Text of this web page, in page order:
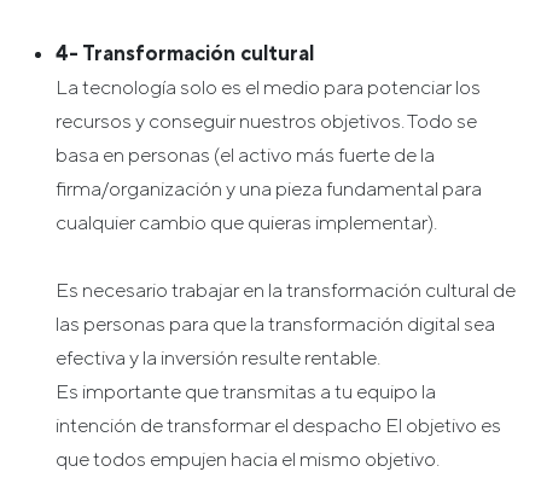
4- Transformación cultural
La tecnología solo es el medio para potenciar los
recursos y conseguir nuestros objetivos. Todo se
basa en personas (el activo más fuerte de la
firma/organización y una pieza fundamental para
cualquier cambio que quieras implementar).
Es necesario trabajar en la transformación cultural de
las personas para que la transformación digital sea
efectiva y la inversión resulte rentable.
Es importante que transmitas a tu equipo la
intención de transformar el despacho El objetivo es
que todos empujen hacia el mismo objetivo.